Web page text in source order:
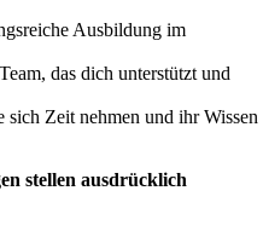
Ausbildung im
Team, das dich unterstützt und
Zeit nehmen und ihr Wissen
stellen ausdrücklich